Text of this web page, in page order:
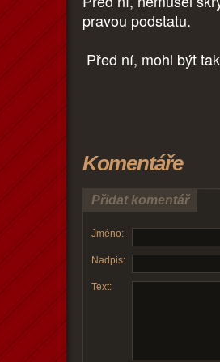
pravou podstatu.
Před ní, mohl být
Komentáře
Přidat komentář
Jméno:
Nadpis:
Text: